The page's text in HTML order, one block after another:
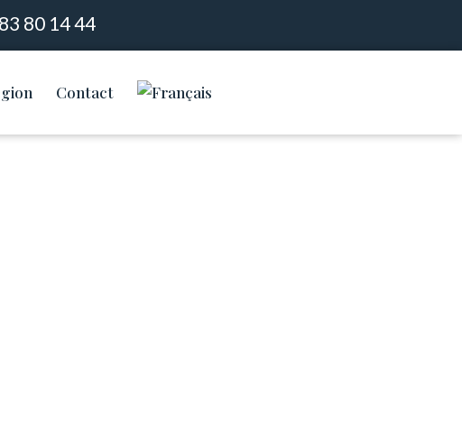
80 14 44
Contact